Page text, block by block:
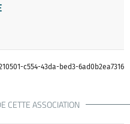
c554-43da-bed3-6ad0b2ea7316
CETTE ASSOCIATION